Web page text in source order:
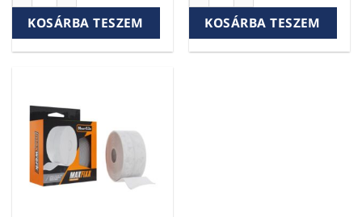
KOSÁRBA TESZEM KOSÁRBA TESZEM